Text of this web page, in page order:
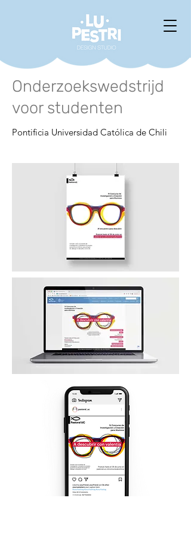
Onderzoekswedstrijd
voor studenten
Pontificia Universidad Católica de Chili